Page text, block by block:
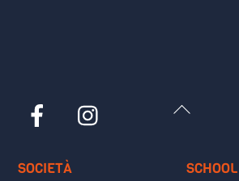
Back
Facebook
SOCIETÀ SCHOOL